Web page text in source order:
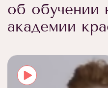
об обучении
академии